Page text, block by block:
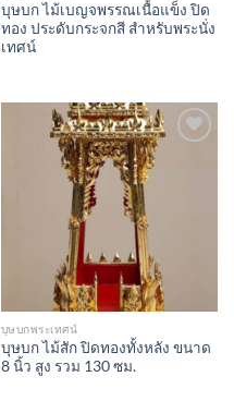
บุษบก ไม้เบญจพรรณเนื้อแข็ง ปิด
ทอง ประดับกระจกสี สำหรับพระนั่ง
เทศน์
บุษบกพระเทศน์
บุษบก ไม้สัก ปิดทองทั้งหลัง ขนาด
8 นิ้ว สูง รวม 130 ซม.